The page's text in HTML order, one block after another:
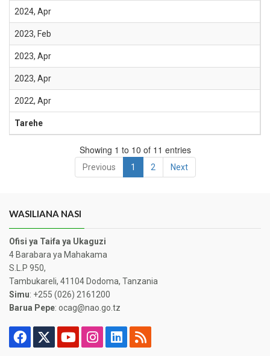
2024, Apr
2023, Feb
2023, Apr
2023, Apr
2022, Apr
Tarehe
Showing 1 to 10 of 11 entries
Previous 1 2 Next
WASILIANA NASI
Ofisi ya Taifa ya Ukaguzi
4 Barabara ya Mahakama
S.L.P 950,
Tambukareli, 41104 Dodoma, Tanzania
Simu: +255 (026) 2161200
Barua Pepe: ocag@nao.go.tz